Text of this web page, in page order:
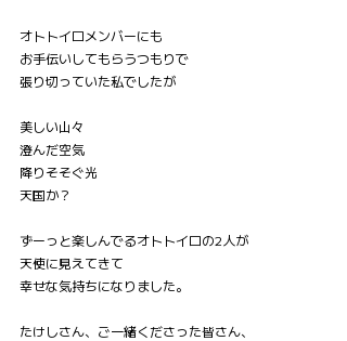
オトトイロメンバーにも
お手伝いしてもらうつもりで
張り切っていた私でしたが
美しい山々
澄んだ空気
降りそそぐ光
天国か？
ずーっと楽しんでるオトトイロの2人が
天使に見えてきて
幸せな気持ちになりました。
たけしさん、ご一緒くださった皆さん、